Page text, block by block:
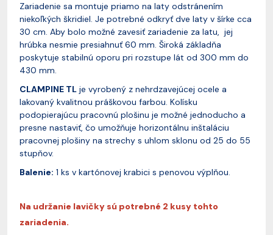
Zariadenie sa montuje priamo na laty odstránením
niekoľkých škridiel. Je potrebné odkryť dve laty v šírke cca
30 cm. Aby bolo možné zavesiť zariadenie za latu, jej
hrúbka nesmie presiahnuť 60 mm. Široká základňa
poskytuje stabilnú oporu pri rozstupe lát od 300 mm do
430 mm.
CLAMPINE TL je vyrobený z nehrdzavejúcej ocele a
lakovaný kvalitnou práškovou farbou. Kolísku
podopierajúcu pracovnú plošinu je možné jednoducho a
presne nastaviť, čo umožňuje horizontálnu inštaláciu
pracovnej plošiny na strechy s uhlom sklonu od 25 do 55
stupňov.
Balenie: 1 ks v kartónovej krabici s penovou výplňou.
Na udržanie lavičky sú potrebné 2 kusy tohto
zariadenia.